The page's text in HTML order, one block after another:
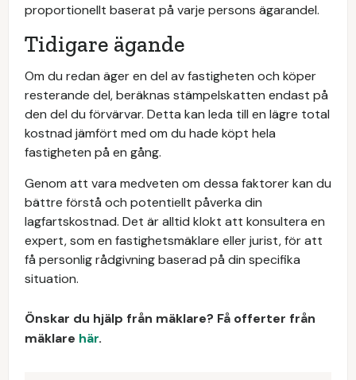
proportionellt baserat på varje persons ägarandel.
Tidigare ägande
Om du redan äger en del av fastigheten och köper
resterande del, beräknas stämpelskatten endast på
den del du förvärvar. Detta kan leda till en lägre total
kostnad jämfört med om du hade köpt hela
fastigheten på en gång.
Genom att vara medveten om dessa faktorer kan du
bättre förstå och potentiellt påverka din
lagfartskostnad. Det är alltid klokt att konsultera en
expert, som en fastighetsmäklare eller jurist, för att
få personlig rådgivning baserad på din specifika
situation.
Önskar du hjälp från mäklare? Få offerter från
mäklare här.